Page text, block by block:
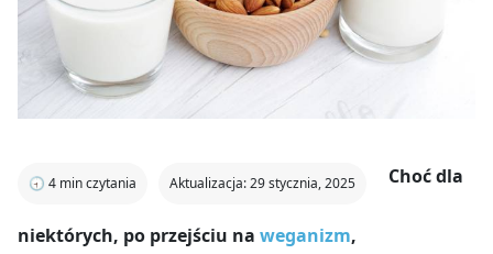
🕣 4 min czytania Aktualizacja: 29 stycznia, 2025 Choć dla
niektórych, po przejściu na weganizm,